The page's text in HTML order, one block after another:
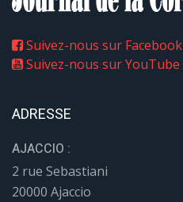
Suivez-nous sur Facebook
Suivez-nous sur YouTube
ADRESSE
AJACCIO :
2 rue Sebastiani
20000 Ajaccio